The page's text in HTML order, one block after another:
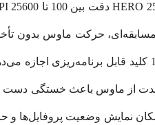
دست را تضمین می‌کند. 11 کلید قابل